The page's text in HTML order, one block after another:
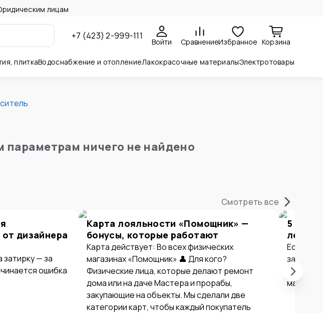
лицам
+7 (423) 2-999-111
Войти СравнениеИзбранное Корзина
плиткаВодоснабжение и отоплениеЛакокрасочные материалыЭлектротовары
параметрам ничего не найдено
Смотреть все
дизайнера
— за
ошибка
Карта лояльности «Помощник» —
бонусы, которые работают
Карта действует: Во всех физических
магазинах «Помощник» 👤 Для кого?
Физические лица, которые делают ремонт
дома или на даче Мастера и прорабы,
закупающие на объекты. Мы сделали две
категории карт, чтобы каждый покупатель
5
летом
Если вы
причин